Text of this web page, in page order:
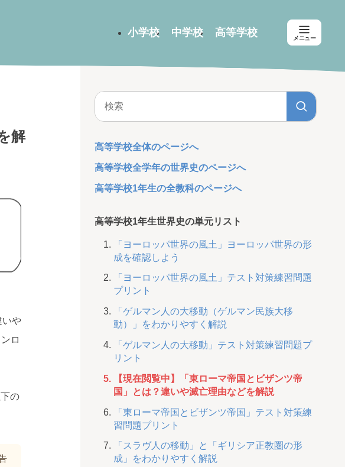
小学校 中学校 高等学校 メニュー
解
いや
ロ
の
高等学校全体のページへ
高等学校全学年の世界史のページへ
高等学校1年生の全教科のページへ
高等学校1年生世界史の単元リスト
「ヨーロッパ世界の風土」ヨーロッパ世界の形
成を確認しよう
「ヨーロッパ世界の風土」テスト対策練習問題
プリント
「ゲルマン人の大移動（ゲルマン民族大移
動）」をわかりやすく解説
「ゲルマン人の大移動」テスト対策練習問題プ
リント
【現在閲覧中】「東ローマ帝国とビザンツ帝
国」とは？違いや滅亡理由などを解説
「東ローマ帝国とビザンツ帝国」テスト対策練
習問題プリント
「スラヴ人の移動」と「ギリシア正教圏の形
成」をわかりやすく解説